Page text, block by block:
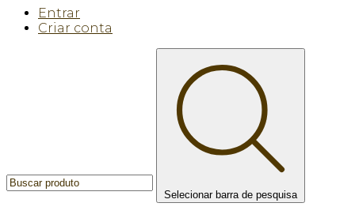
Entrar
Criar conta
Selecionar barra de pesquisa